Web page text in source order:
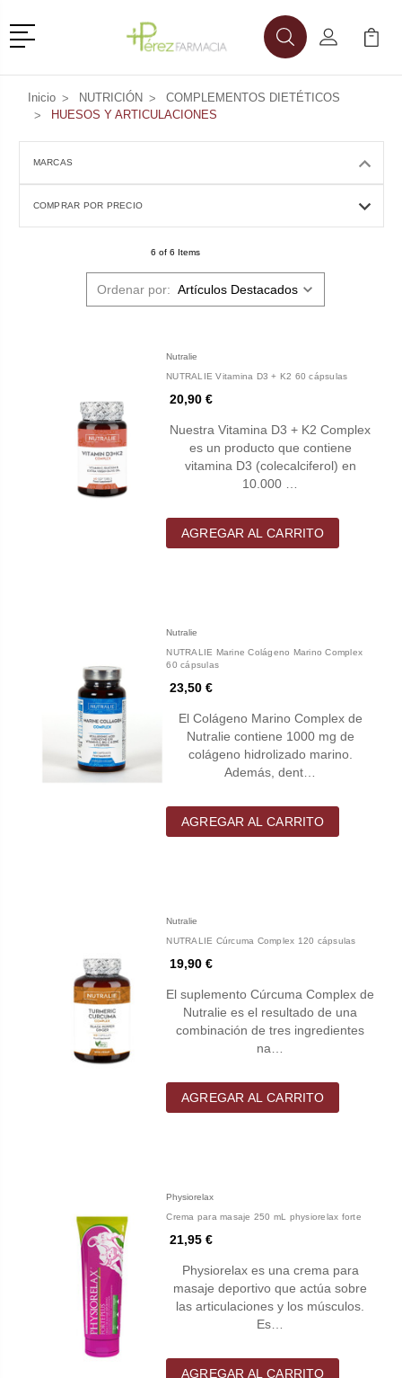
Menú
BuscarMi Cuenta
Mi
Inicio NUTRICIÓN
COMPLEMENTOS DIETÉTICOS
HUESOS Y ARTICULACIONES
MARCAS
COMPRAR POR PRECIO
6 of 6 Items
Ordenar por:
Nutralie
NUTRALIE Vitamina D3 + K2 60 cápsulas
20,90 €
Nuestra Vitamina D3 + K2 Complex
es un producto que contiene
vitamina D3 (colecalciferol) en
10.000 …
AGREGAR AL CARRITO
Nutralie
NUTRALIE Marine Colágeno Marino Complex
60 cápsulas
23,50 €
El Colágeno Marino Complex de
Nutralie contiene 1000 mg de
colágeno hidrolizado marino.
Además, dent…
AGREGAR AL CARRITO
Nutralie
NUTRALIE Cúrcuma Complex 120 cápsulas
19,90 €
El suplemento Cúrcuma Complex de
Nutralie es el resultado de una
combinación de tres ingredientes
na…
AGREGAR AL CARRITO
Physiorelax
Crema para masaje 250 mL physiorelax forte
21,95 €
Physiorelax es una crema para
masaje deportivo que actúa sobre
las articulaciones y los músculos.
Es…
AGREGAR AL CARRITO